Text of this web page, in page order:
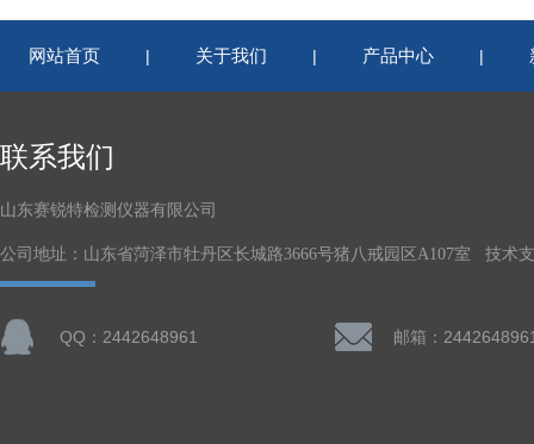
网站首页 | 关于我们 | 产品中心 |
联系我们
山东赛锐特检测仪器有限公司
公司地址：山东省菏泽市牡丹区长城路3666号猪八戒园区A107室 技术
QQ：2442648961 邮箱：